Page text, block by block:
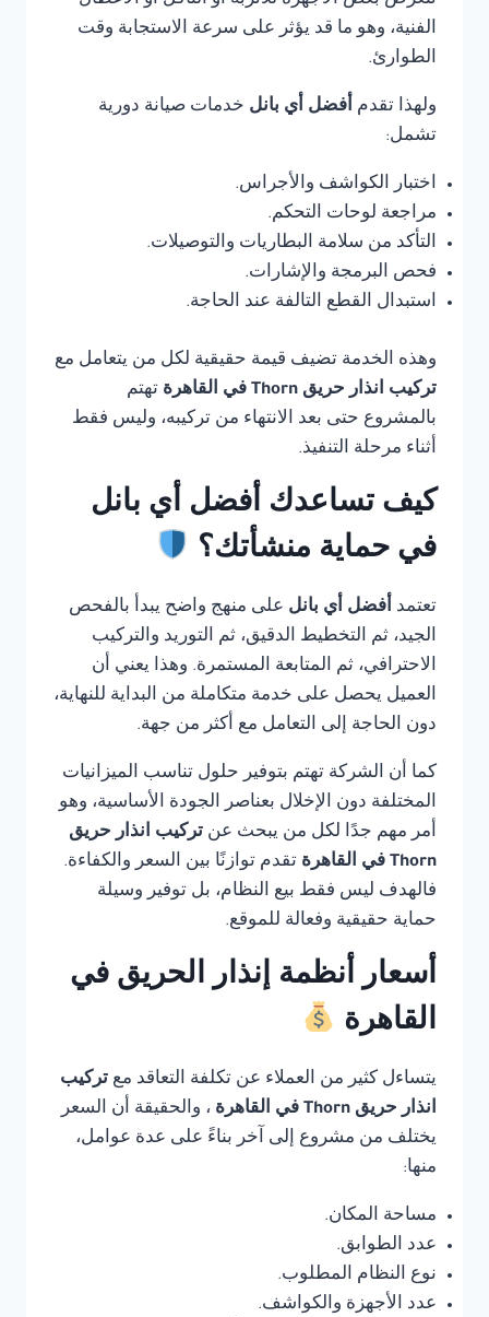
الفنية، وهو ما قد يؤثر على سرعة الاستجابة وقت
الطوارئ.
ولهذا تقدم أفضل أي بانل خدمات صيانة دورية
تشمل:
اختبار الكواشف والأجراس.
مراجعة لوحات التحكم.
التأكد من سلامة البطاريات والتوصيلات.
فحص البرمجة والإشارات.
استبدال القطع التالفة عند الحاجة.
وهذه الخدمة تضيف قيمة حقيقية لكل من يتعامل مع
تركيب انذار حريق Thorn في القاهرة
تهتم
بالمشروع حتى بعد الانتهاء من تركيبه، وليس فقط
أثناء مرحلة التنفيذ.
كيف تساعدك أفضل أي بانل
في حماية منشأتك؟
تعتمد أفضل أي بانل على منهج واضح يبدأ بالفحص
الجيد، ثم التخطيط الدقيق، ثم التوريد والتركيب
الاحترافي، ثم المتابعة المستمرة. وهذا يعني أن
العميل يحصل على خدمة متكاملة من البداية للنهاية،
دون الحاجة إلى التعامل مع أكثر من جهة.
كما أن الشركة تهتم بتوفير حلول تناسب الميزانيات
المختلفة دون الإخلال بعناصر الجودة الأساسية، وهو
أمر مهم جدًا لكل من يبحث عن تركيب انذار حريق
Thorn في القاهرة
تقدم توازنًا بين السعر والكفاءة.
فالهدف ليس فقط بيع النظام، بل توفير وسيلة
حماية حقيقية وفعالة للموقع.
أسعار أنظمة إنذار الحريق في
القاهرة
يتساءل كثير من العملاء عن تكلفة التعاقد مع تركيب
انذار حريق Thorn في القاهرة
، والحقيقة أن السعر
يختلف من مشروع إلى آخر بناءً على عدة عوامل،
منها:
مساحة المكان.
عدد الطوابق.
نوع النظام المطلوب.
عدد الأجهزة والكواشف.